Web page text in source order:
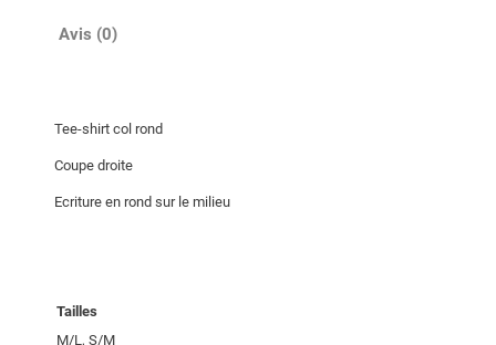
Avis (0)
Tee-shirt col rond
Coupe droite
Ecriture en rond sur le milieu
Tailles
M/L, S/M